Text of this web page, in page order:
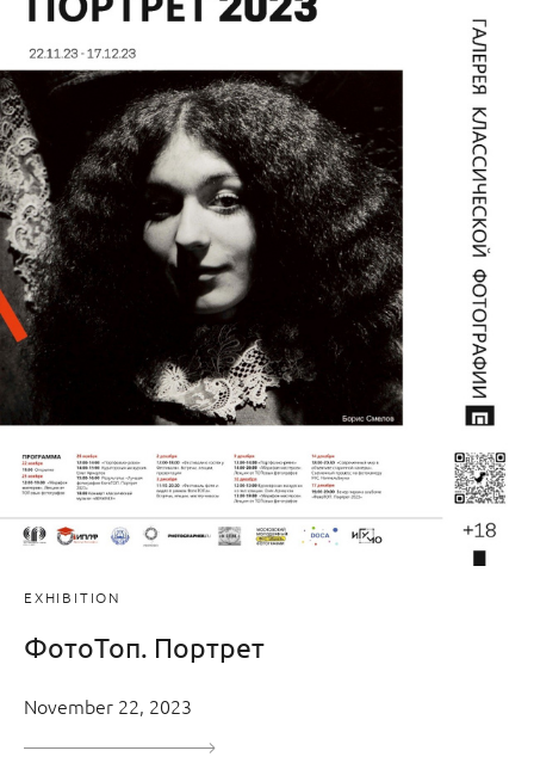
EXHIBITION
ФотоТоп. Портрет
November 22, 2023